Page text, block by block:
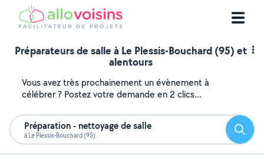
Préparateurs de salle à Le Plessis-Bouchard (95) et
alentours
Vous avez très prochainement un évènement à
célébrer ? Postez votre demande en 2 clics...
Préparation - nettoyage de salle
à Le Plessis-Bouchard (95)